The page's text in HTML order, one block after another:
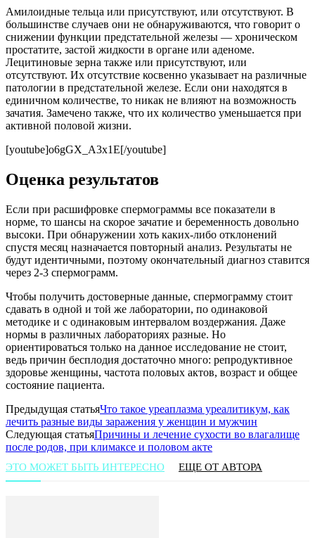
Амилоидные тельца или присутствуют, или отсутствуют. В
большинстве случаев они не обнаруживаются, что говорит о
снижении функции предстательной железы — хроническом
простатите, застой жидкости в органе или аденоме.
Лецитиновые зерна также или присутствуют, или
отсутствуют. Их отсутствие косвенно указывает на различные
патологии в предстательной железе. Если они находятся в
единичном количестве, то никак не влияют на возможность
зачатия. Замечено также, что их количество уменьшается при
активной половой жизни.
[youtube]o6gGX_A3x1E[/youtube]
Оценка результатов
Если при расшифровке спермограммы все показатели в
норме, то шансы на скорое зачатие и беременность довольно
высоки. При обнаружении хоть каких-либо отклонений
спустя месяц назначается повторный анализ. Результаты не
будут идентичными, поэтому окончательный диагноз ставится
через 2-3 спермограмм.
Чтобы получить достоверные данные, спермограмму стоит
сдавать в одной и той же лаборатории, по одинаковой
методике и с одинаковым интервалом воздержания. Даже
нормы в различных лабораториях разные. Но
ориентироваться только на данное исследование не стоит,
ведь причин бесплодия достаточно много: репродуктивное
здоровье женщины, частота половых актов, возраст и общее
состояние пациента.
Предыдущая статьяЧто такое уреаплазма уреалитикум, как
лечить разные виды заражения у женщин и мужчин
Следующая статьяПричины и лечение сухости во влагалище
после родов, при климаксе и половом акте
ЭТО МОЖЕТ БЫТЬ ИНТЕРЕСНО ЕЩЕ ОТ АВТОРА